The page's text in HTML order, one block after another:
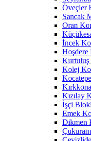
Öveçler
Sancak
Oran
İncek
Hoşdere
Kurtuluş
Kolej
Kızılay
İşçi
Emek
Dikmen